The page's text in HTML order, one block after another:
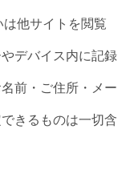
他サイトを閲覧
デバイス内に記録
前・ご住所・メー
きるものは一切含